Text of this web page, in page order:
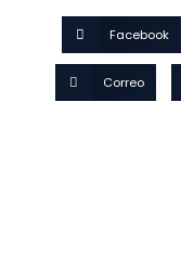
Facebook
Correo